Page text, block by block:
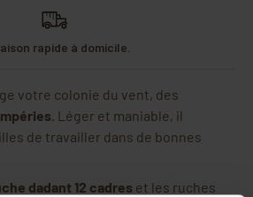
rapide à domicile.
votre colonie du vent, des
. Léger et maniable, il
de travailler dans de bonnes
dadant 12 cadres et les ruches